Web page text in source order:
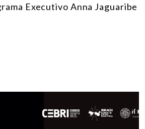
Executivo Anna Jaguaribe